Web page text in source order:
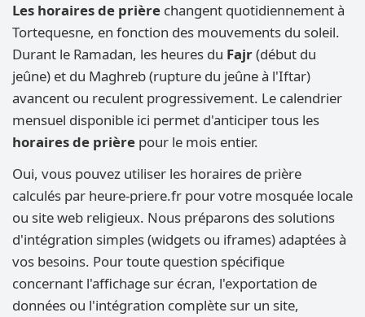
Les horaires de prière changent quotidiennement à
Tortequesne, en fonction des mouvements du soleil.
Durant le Ramadan, les heures du Fajr(début du
jeûne) et du Maghreb (rupture du jeûne à l'Iftar)
avancent ou reculent progressivement. Le calendrier
mensuel disponible ici permet d'anticiper tous les
horaires de prière pour le mois entier.
Oui, vous pouvez utiliser les horaires de prière
calculés par heure-priere.fr pour votre mosquée locale
ou site web religieux. Nous préparons des solutions
d'intégration simples (widgets ou iframes) adaptées à
vos besoins. Pour toute question spécifique
concernant l'affichage sur écran, l'exportation de
données ou l'intégration complète sur un site,